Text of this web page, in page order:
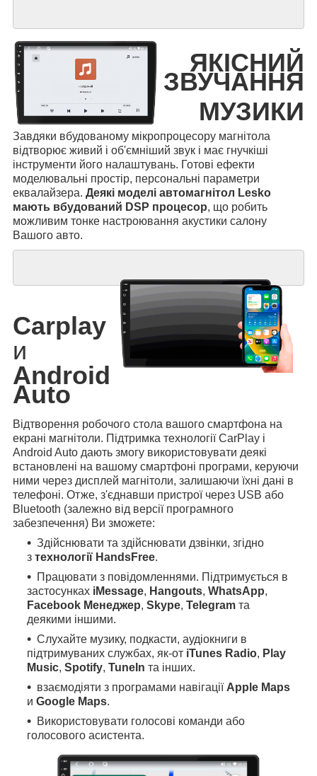
ЯКІСНИЙ
ЗВУЧАННЯ
МУЗИКИ
Завдяки вбудованому мікропроцесору магнітола
відтворює живий і об'ємніший звук і має гнучкіші
інструменти його налаштувань. Готові ефекти
моделювальні простір, персональні параметри
еквалайзера. Деякі моделі автомагнітол Lesko
мають вбудований DSP процесор, що робить
можливим тонке настроювання акустики салону
Вашого авто.
Carplay
и
Android
Auto
Відтворення робочого стола вашого смартфона на
екрані магнітоли. Підтримка технології CarPlay і
Android Auto дають змогу використовувати деякі
встановлені на вашому смартфоні програми, керуючи
ними через дисплей магнітоли, залишаючи їхні дані в
телефоні. Отже, з'єднавши пристрої через USB або
Bluetooth (залежно від версії програмного
забезпечення) Ви зможете:
Здійснювати та здійснювати дзвінки, згідно
з технології HandsFree.
Працювати з повідомленнями. Підтримується в
застосунках iMessage, Hangouts, WhatsApp,
Facebook Менеджер, Skype, Telegram та
деякими іншими.
Слухайте музику, подкасти, аудіокниги в
підтримуваних службах, як-от iTunes Radio, Play
Music, Spotify, TuneIn та інших.
взаємодіяти з програмами навігаціїApple Maps
и Google Maps.
Використовувати голосові команди або
голосового асистента.